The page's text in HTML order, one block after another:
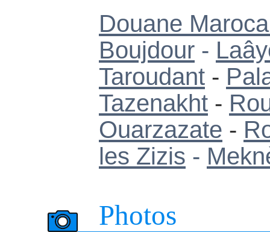
Douane
Boujdour -
Taroudant -
Tazenakht -
Ouarzazate -
les Zizis -
Photos